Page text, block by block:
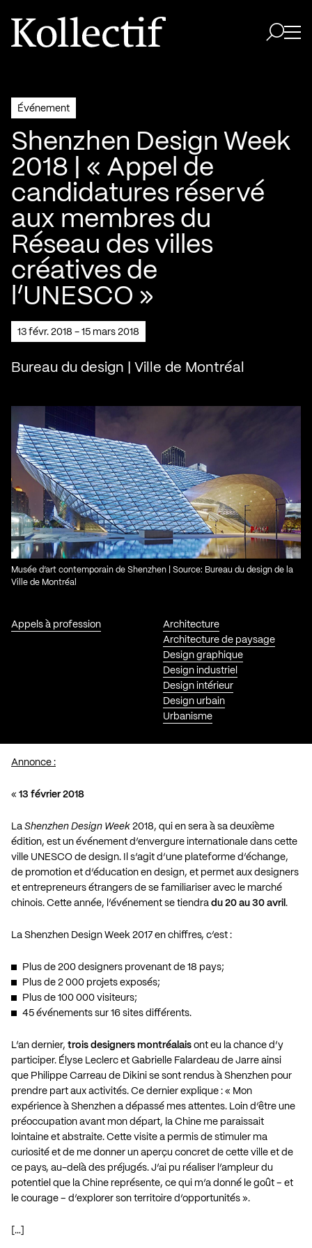
Aller à la page d'accueil
Logo Kollectif
Événement
Shenzhen Design Week
2018 | « Appel de
candidatures réservé
aux membres du
Réseau des villes
créatives de
l’UNESCO »
13 févr. 2018 - 15 mars 2018
Bureau du design | Ville de Montréal
Appels à profession
Architecture
Architecture de paysage
Design graphique
Design industriel
Design intérieur
Design urbain
Urbanisme
Musée d’art contemporain de Shenzhen | Source: Bureau du design de la
Ville de Montréal
Annonce :
« 13 février 2018
La Shenzhen Design Week 2018, qui en sera à sa deuxième
édition, est un événement d’envergure internationale dans cette
ville UNESCO de design. Il s’agit d’une plateforme d’échange,
de promotion et d’éducation en design, et permet aux designers
et entrepreneurs étrangers de se familiariser avec le marché
chinois. Cette année, l’événement se tiendra du 20 au 30 avril .
La Shenzhen Design Week 2017 en chiffres, c’est :
Plus de 200 designers provenant de 18 pays;
Plus de 2 000 projets exposés;
Plus de 100 000 visiteurs;
45 événements sur 16 sites différents.
L’an dernier, trois designers montréalais ont eu la chance d’y
participer. Élyse Leclerc et Gabrielle Falardeau de Jarre ainsi
que Philippe Carreau de Dikini se sont rendus à Shenzhen pour
prendre part aux activités. Ce dernier explique : « Mon
expérience à Shenzhen a dépassé mes attentes. Loin d’être une
préoccupation avant mon départ, la Chine me paraissait
lointaine et abstraite. Cette visite a permis de stimuler ma
curiosité et de me donner un aperçu concret de cette ville et de
ce pays, au-delà des préjugés. J’ai pu réaliser l’ampleur du
potentiel que la Chine représente, ce qui m’a donné le goût – et
le courage – d’explorer son territoire d’opportunités ».
[…]